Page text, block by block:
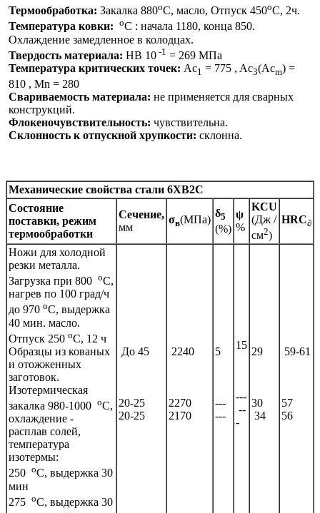
Термообработка: Закалка 880oC, масло, Отпуск 450oC, 2ч.
Температура ковки: oC : начала 1180, конца 850.
Охлаждение замедленное в колодцах.
Твердость материала: HB 10 -1 = 269 МПа
Температура критических точек: Ac1 = 775 , Ac3(Acm) =
810 , Mn = 280
Свариваемость материала: не применяется для сварных
конструкций.
Флокеночувствительность: чувствительна.
Склонность к отпускной хрупкости: склонна.
Механические свойства стали 6ХВ2С
Состояние
поставки, режим
термообработки
Сечение,
мм
σв(МПа)
δ5
(%)
ψ
%
KCU
(Дж /
см2)
HRC∂
Ножи для холодной
резки металла.
Загрузка при 800 oC,
нагрев по 100 град/ч
до 970 oC, выдержка
40 мин. масло.
Отпуск 250 oC, 12 ч
Образцы из кованых
и отожженных
заготовок.
Изотермическая
закалка 980-1000 oC,
охлаждение -
расплав солей,
температура
изотермы:
250 oC, выдержка 30
мин
275 oC, выдержка 30
До 45
20-25
20-25
2240
2270
2170
5
---
---
15
---
--
-
29
30
34
59-61
57
56